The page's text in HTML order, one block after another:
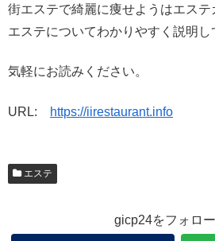
街エステで綺麗に痩せようはエス
エステについてわかりやすく説明し
気軽にお読みください。
URL: https://iirestaurant.info
エステ
gicp24をフォロ